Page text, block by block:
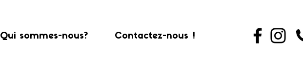
Qui sommes-nous? Contactez-nous !